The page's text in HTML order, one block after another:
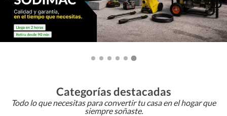
Categorías destacadas
Todo lo que necesitas para convertir tu casa en el hogar que
siempre soñaste.